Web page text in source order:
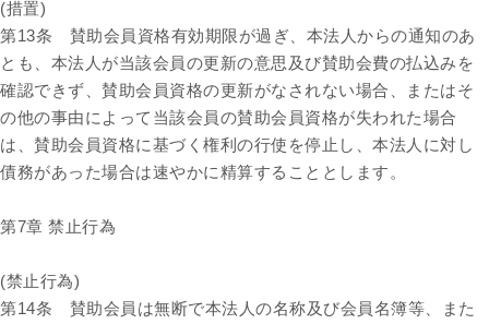
(措置)
第13条 賛助会員資格有効期限が過ぎ、本法人からの通知のあ
とも、本法人が当該会員の更新の意思及び賛助会費の払込みを
確認できず、賛助会員資格の更新がなされない場合、またはそ
の他の事由によって当該会員の賛助会員資格が失われた場合
は、賛助会員資格に基づく権利の行使を停止し、本法人に対し
債務があった場合は速やかに精算することとします。
第7章 禁止行為
(禁止行為)
第14条 賛助会員は無断で本法人の名称及び会員名簿等、また